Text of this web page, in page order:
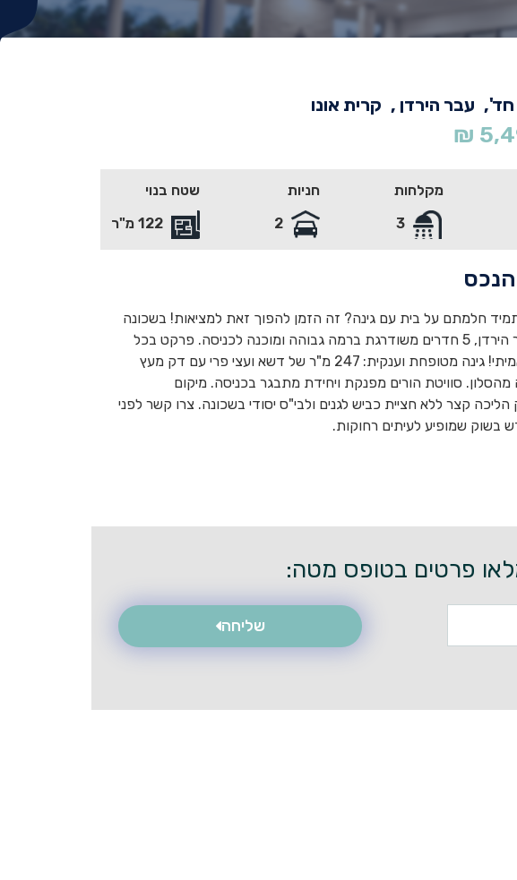
עבר הירדן , קרית אונו
₪
מקלחות
חניות
שטח בנוי
חלמתם על בית עם גינה? זה הזמן להפוך זאת למציאות! בשכונה
היוקרתית עבר הירדן, 5 חדרים משודרגת ברמה גבוהה ומוכנה לכניסה. פרקט בכל
הבית. חלום אמיתי! גינה מטופחת וענקית: 247 מ"ר של דשא ועצי פרי עם דק מעץ
מהסלון. סוויטת הורים מפנקת ויחידת מתבגר בכניסה. מיקום
קצר ללא חציית כביש לגנים ולבי"ס יסודי בשכונה. צרו קשר לפני
בשוק שמופיע לעיתים רחוקות.
שליחה